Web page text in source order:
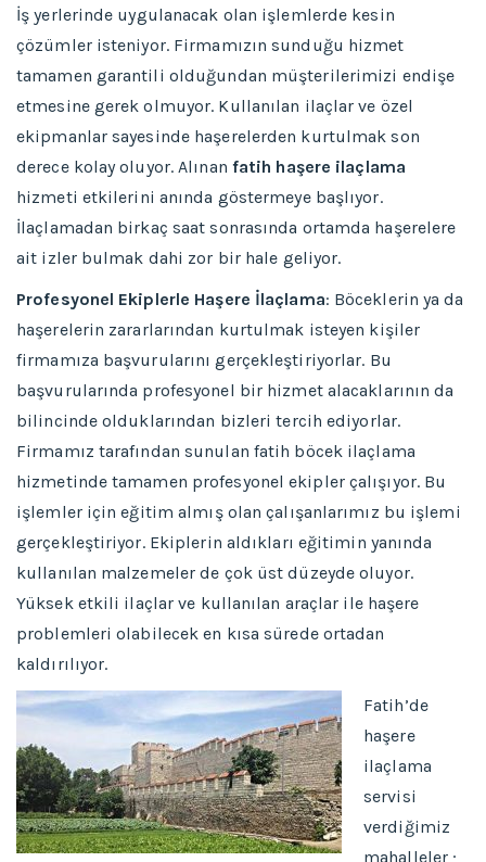
İş yerlerinde uygulanacak olan işlemlerde kesin
çözümler isteniyor. Firmamızın sunduğu hizmet
tamamen garantili olduğundan müşterilerimizi endişe
etmesine gerek olmuyor. Kullanılan ilaçlar ve özel
ekipmanlar sayesinde haşerelerden kurtulmak son
derece kolay oluyor. Alınan fatih haşere ilaçlama
hizmeti etkilerini anında göstermeye başlıyor.
İlaçlamadan birkaç saat sonrasında ortamda haşerelere
ait izler bulmak dahi zor bir hale geliyor.
Profesyonel Ekiplerle Haşere İlaçlama: Böceklerin ya da
haşerelerin zararlarından kurtulmak isteyen kişiler
firmamıza başvurularını gerçekleştiriyorlar. Bu
başvurularında profesyonel bir hizmet alacaklarının da
bilincinde olduklarından bizleri tercih ediyorlar.
Firmamız tarafından sunulan fatih böcek ilaçlama
hizmetinde tamamen profesyonel ekipler çalışıyor. Bu
işlemler için eğitim almış olan çalışanlarımız bu işlemi
gerçekleştiriyor. Ekiplerin aldıkları eğitimin yanında
kullanılan malzemeler de çok üst düzeyde oluyor.
Yüksek etkili ilaçlar ve kullanılan araçlar ile haşere
problemleri olabilecek en kısa sürede ortadan
kaldırılıyor.
Fatih’de
haşere
ilaçlama
servisi
verdiğimiz
mahalleler ;